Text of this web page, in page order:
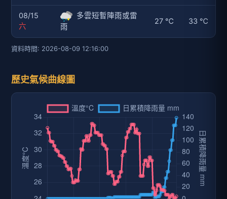
08/15
六
多雲短暫陣雨或雷
雨
27 ℃ 33 ℃
資料時間: 2026-08-09 12:16:00
歷史氣候曲線圖